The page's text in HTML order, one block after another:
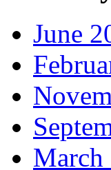
June
March